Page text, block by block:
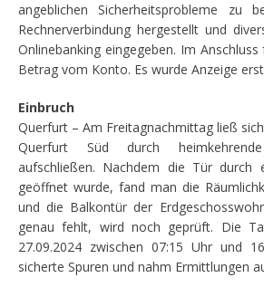
angeblichen Sicherheitsprobleme zu
Rechnerverbindung hergestellt und
Onlinebanking eingegeben. Im
Betrag vom Konto. Es wurde Anzeige
Einbruch
Querfurt – Am Freitagnachmittag ließ
Querfurt Süd durch
aufschließen. Nachdem die Tür durch
geöffnet wurde, fand man die
und die Balkontür der
genau fehlt, wird noch geprüft. Die
27.09.2024 zwischen 07:15 Uhr und
sicherte Spuren und nahm Ermittlungen